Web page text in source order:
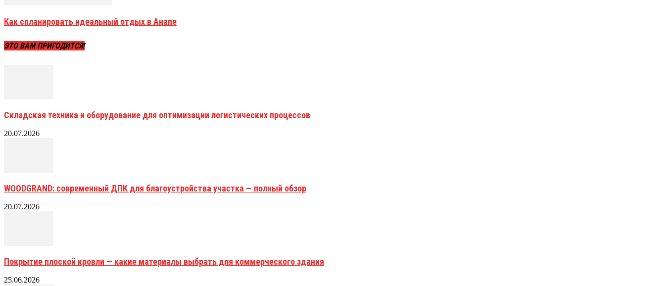
Как спланировать идеальный отдых в Анапе
ЭТО ВАМ ПРИГОДИТСЯ!
Складская техника и оборудование для оптимизации логистических процессов
20.07.2026
WOODGRAND: современный ДПК для благоустройства участка — полный обзор
20.07.2026
Покрытие плоской кровли — какие материалы выбрать для коммерческого здания
25.06.2026